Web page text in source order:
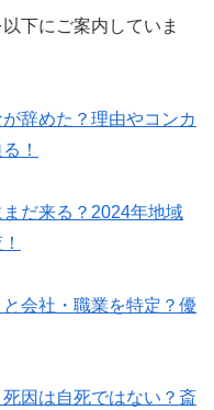
下にご案内していま
辞めた？理由やコンカ
！
だ来る？2024年地域
会社・職業を特定？優
因は自死ではない？斎